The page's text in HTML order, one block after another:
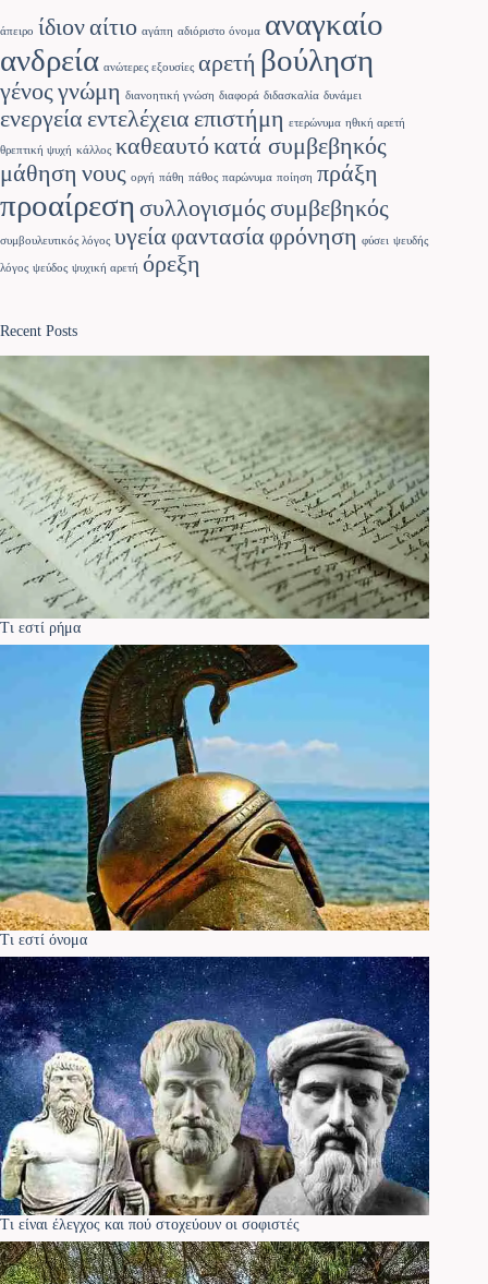
άπειρο ίδιοναίτιο αγάπη αδιόριστο όνομα αναγκαίο
ανδρεία ανώτερες εξουσίες αρετή βούληση
γένος γνώμη διανοητική γνώση διαφορά διδασκαλία δυνάμει
ενεργεία εντελέχεια επιστήμη ετερώνυμα ηθική αρετή
θρεπτική ψυχή κάλλος καθεαυτόκατά συμβεβηκός
μάθηση νους οργή πάθη πάθος παρώνυμα ποίηση πράξη
προαίρεση συλλογισμός συμβεβηκός
συμβουλευτικός λόγος υγεία φαντασία φρόνηση φύσει ψευδής
λόγος ψεύδος ψυχική αρετή όρεξη
Recent Posts
Τι εστί ρήμα
Τι εστί όνομα
Τι είναι έλεγχος και πού στοχεύουν οι σοφιστές